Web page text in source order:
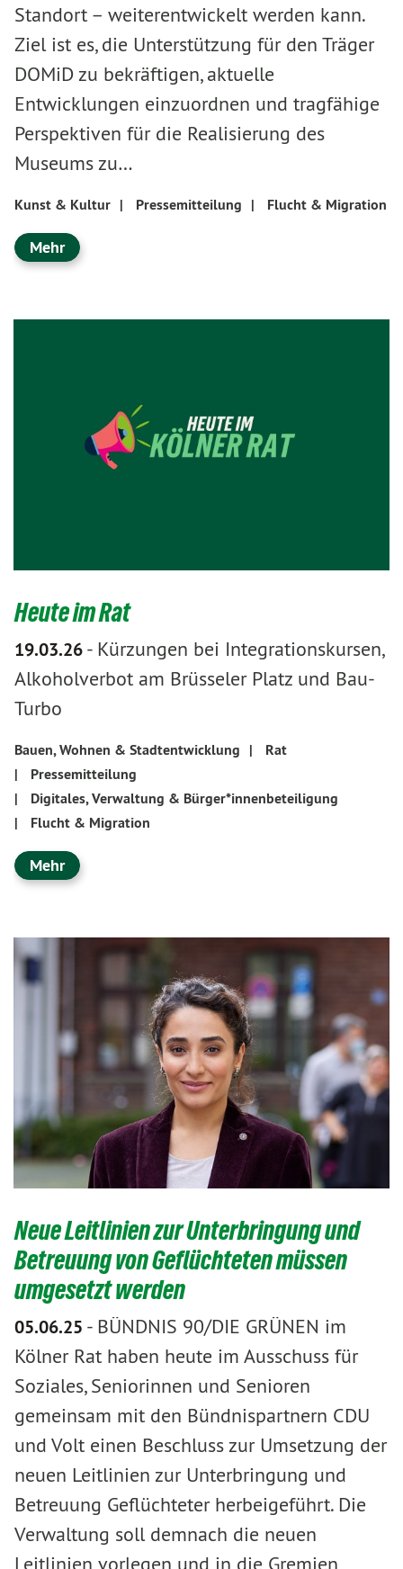
Standort – weiterentwickelt werden kann.
Ziel ist es, die Unterstützung für den Träger
DOMiD zu bekräftigen, aktuelle
Entwicklungen einzuordnen und tragfähige
Perspektiven für die Realisierung des
Museums zu…
Kunst & Kultur | Pressemitteilung | Flucht & Migration
Mehr
Heute im Rat
19.03.26- Kürzungen bei Integrationskursen,
Alkoholverbot am Brüsseler Platz und Bau-
Turbo
Bauen, Wohnen & Stadtentwicklung |
Rat
|
Pressemitteilung
|
Digitales, Verwaltung & Bürger*innenbeteiligung
|
Flucht & Migration
Mehr
Neue Leitlinien zur Unterbringung und
Betreuung von Geflüchteten müssen
umgesetzt werden
05.06.25 - BÜNDNIS 90/DIE GRÜNEN im
Kölner Rat haben heute im Ausschuss für
Soziales, Seniorinnen und Senioren
gemeinsam mit den Bündnispartnern CDU
und Volt einen Beschluss zur Umsetzung der
neuen Leitlinien zur Unterbringung und
Betreuung Geflüchteter herbeigeführt. Die
Verwaltung soll demnach die neuen
Leitlinien vorlegen und in die Gremien